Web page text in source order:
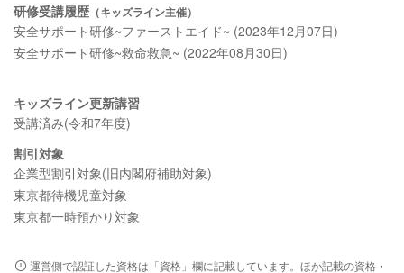
研修受講履歴 （キッズライン主催）
安全サポート研修~ファーストエイド~ (2023年12月07日)
安全サポート研修~救命救急~ (2022年08月30日)
キッズライン更新講習
受講済み(令和7年度)
割引対象
企業型割引対象(旧内閣府補助対象)
東京都待機児童対象
東京都一時預かり対象
運営側で認証した資格は「資格」欄に記載しています。ほか記載の資格・